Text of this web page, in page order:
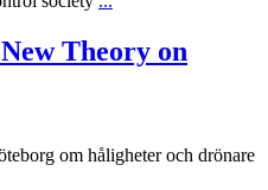
Theory on
om håligheter och drönare